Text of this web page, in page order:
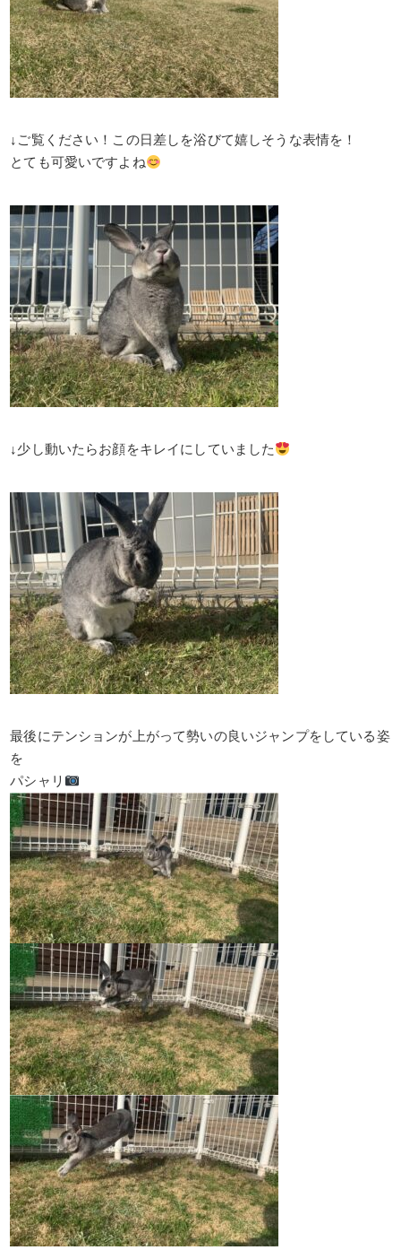
↓ご覧ください！この日差しを浴びて嬉しそうな表情を！
とても可愛いですよね
↓少し動いたらお顔をキレイにしていました
最後にテンションが上がって勢いの良いジャンプをしている姿
を
パシャリ